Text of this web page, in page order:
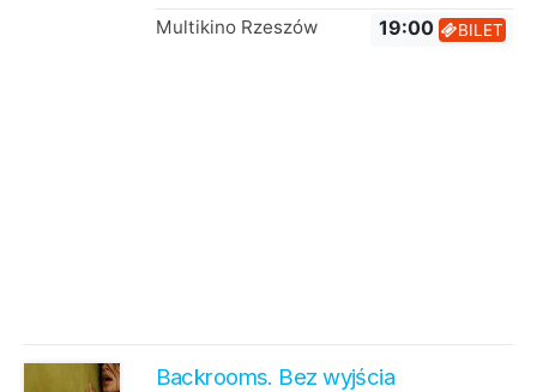
Multikino Rzeszów 19:00 BILET
Backrooms. Bez wyjścia